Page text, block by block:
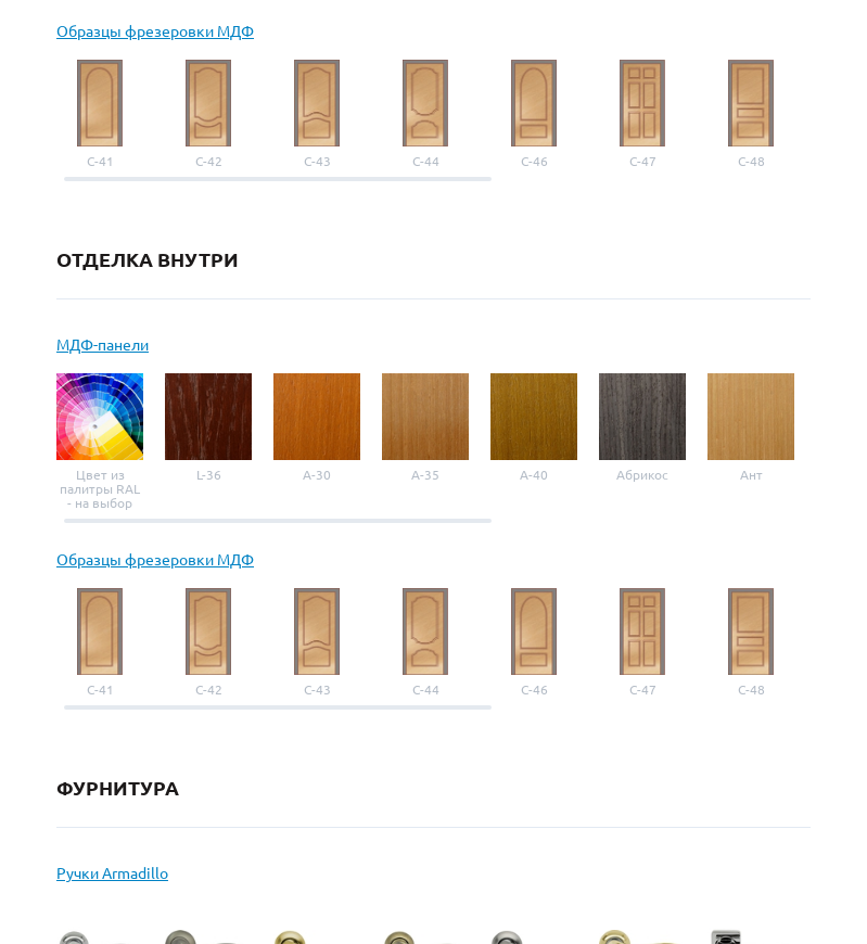
Образцы фрезеровки МДФ
С-41 С-42 С-43 С-44 С-46 С-47 С-48
ОТДЕЛКА ВНУТРИ
МДФ-панели
Цвет из
палитры RAL
- на выбор
L-36 A-30 A-35 A-40 Абрикос Ант
Образцы фрезеровки МДФ
С-41 С-42 С-43 С-44 С-46 С-47 С-48
ФУРНИТУРА
Ручки Armadillo